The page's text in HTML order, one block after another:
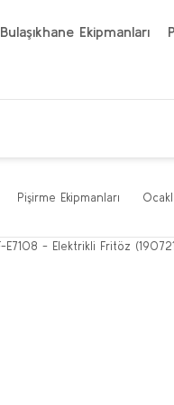
Bulaşıkhane Ekipmanları
Pişirme Ekipmanları